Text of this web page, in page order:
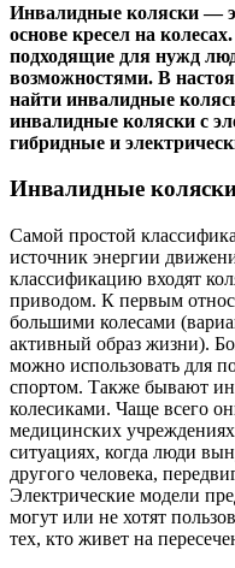
Инвалидные коляски —
основе кресел на
подходящие для нужд
возможностями. В
найти инвалидные
инвалидные коляски с
гибридные и
Инвалидные
Самой простой
источник энергии
классификацию входят
приводом. К первым
большими колесами
активный образ жизни).
можно использовать для
спортом. Также бывают
колесиками. Чаще всего
медицинских
ситуациях, когда люди
другого человека,
Электрические модели
могут или не хотят
тех, кто живет на